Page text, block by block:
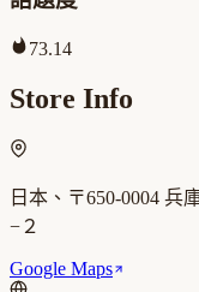
73.14
Store Info
日本、〒650-0004 兵
−２
Google Maps